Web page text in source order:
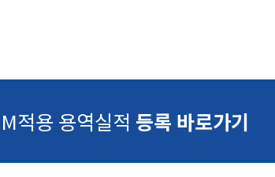
적용 용역실적 등록 바로가기